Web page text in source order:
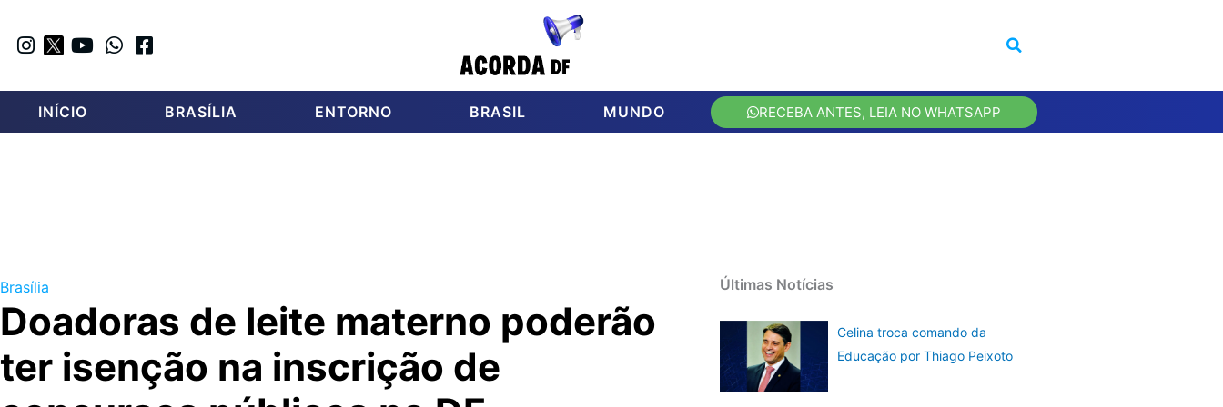
INÍCIO BRASÍLIA ENTORNO BRASIL MUNDO RECEBA ANTES, LEIA NO WHATSAPP
Brasília
Doadoras de leite materno poderão
ter isenção na inscrição de
Últimas Notícias
Celina troca comando da
Educação por Thiago Peixoto